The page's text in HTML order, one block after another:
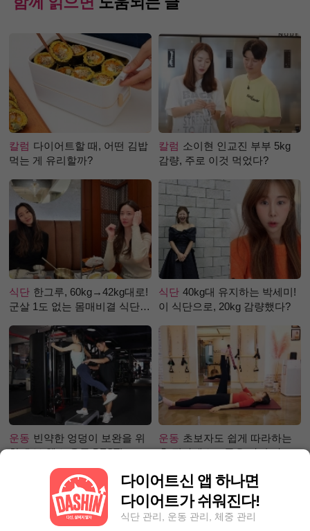
칼럼 다이어트할 때, 어떤 김밥
먹는 게 유리할까?
칼럼 소이현 인교진 부부 5kg
감량, 주로 이것 먹었다?
식단 한그루, 60kg→42kg대로!
군살 1도 없는 몸매비결 식단
식단 40kg대 유지하는 박세미!
이 식단으로, 20kg 감량했다?
운동 빈약한 엉덩이 보완을 위
한 초보 헬스 운동 BEST!
운동 초보자도 쉽게 따라하는
홈 필라테스 – 곧은 다리 라인
다이어트신 앱 하나면
다이어트가 쉬워진다!
식단 관리, 운동 관리, 체중 관리